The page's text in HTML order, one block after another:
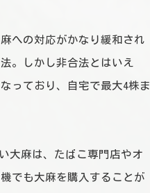
への対応がかなり緩和され
。しかし非合法とはいえ
っており、自宅で最大4株ま
大麻は、たばこ専門店やオ
でも大麻を購入することが